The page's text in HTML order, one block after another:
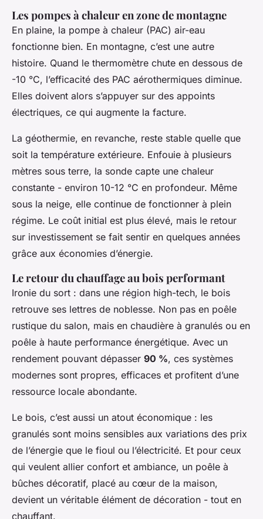
Les pompes à chaleur en zone de montagne
En plaine, la pompe à chaleur (PAC) air-eau
fonctionne bien. En montagne, c’est une autre
histoire. Quand le thermomètre chute en dessous de
-10 °C, l’efficacité des PAC aérothermiques diminue.
Elles doivent alors s’appuyer sur des appoints
électriques, ce qui augmente la facture.
La géothermie, en revanche, reste stable quelle que
soit la température extérieure. Enfouie à plusieurs
mètres sous terre, la sonde capte une chaleur
constante - environ 10-12 °C en profondeur. Même
sous la neige, elle continue de fonctionner à plein
régime. Le coût initial est plus élevé, mais le retour
sur investissement se fait sentir en quelques années
grâce aux économies d’énergie.
Le retour du chauffage au bois performant
Ironie du sort : dans une région high-tech, le bois
retrouve ses lettres de noblesse. Non pas en poêle
rustique du salon, mais en chaudière à granulés ou en
poêle à haute performance énergétique. Avec un
rendement pouvant dépasser 90 %, ces systèmes
modernes sont propres, efficaces et profitent d’une
ressource locale abondante.
Le bois, c’est aussi un atout économique : les
granulés sont moins sensibles aux variations des prix
de l’énergie que le fioul ou l’électricité. Et pour ceux
qui veulent allier confort et ambiance, un poêle à
bûches décoratif, placé au cœur de la maison,
devient un véritable élément de décoration - tout en
chauffant.